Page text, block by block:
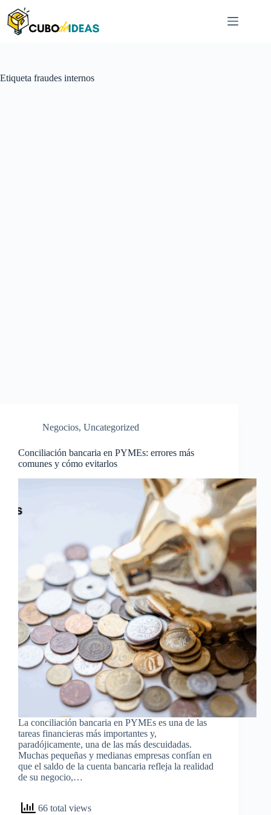
contenido
Etiqueta fraudes internos
Negocios, Uncategorized
Conciliación bancaria en PYMEs: errores más
comunes y cómo evitarlos
La conciliación bancaria en PYMEs es una de las
tareas financieras más importantes y,
paradójicamente, una de las más descuidadas.
Muchas pequeñas y medianas empresas confían en
que el saldo de la cuenta bancaria refleja la realidad
de su negocio,…
66 total views